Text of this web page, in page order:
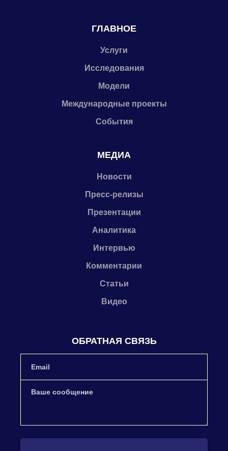
ГЛАВНОЕ
Услуги
Исследования
Модели
Международные проекты
События
МЕДИА
Новости
Пресс-релизы
Презентации
Аналитика
Интервью
Комментарии
Статьи
Видео
ОБРАТНАЯ СВЯЗЬ